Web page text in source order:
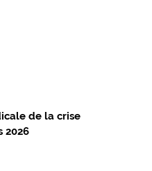
de la crise
2026